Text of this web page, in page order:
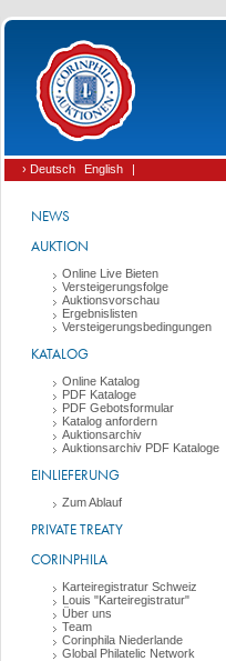
› Deutsch English |
NEWS
AUKTION
Online Live Bieten
Versteigerungsfolge
Auktionsvorschau
Ergebnislisten
Versteigerungsbedingungen
KATALOG
Online Katalog
PDF Kataloge
PDF Gebotsformular
Katalog anfordern
Auktionsarchiv
Auktionsarchiv PDF Kataloge
EINLIEFERUNG
Zum Ablauf
PRIVATE TREATY
CORINPHILA
Karteiregistratur Schweiz
Louis "Karteiregistratur"
Über uns
Team
Corinphila Niederlande
Global Philatelic Network